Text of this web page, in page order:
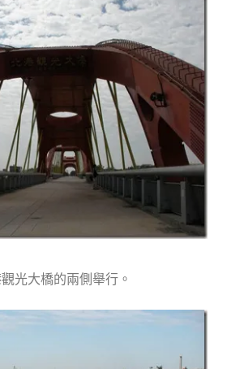
光大橋的兩側舉行。